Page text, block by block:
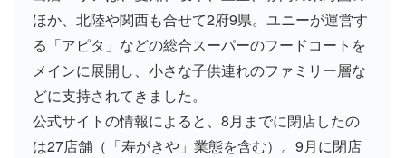
ほか、北陸や関西も合せて2府9県。ユニーが運営す
る「アピタ」などの総合スーパーのフードコートを
メインに展開し、小さな子供連れのファミリー層な
どに支持されてきました。
公式サイトの情報によると、8月までに閉店したの
は27店舗（「寿がきや」業態を含む）。9月に閉店